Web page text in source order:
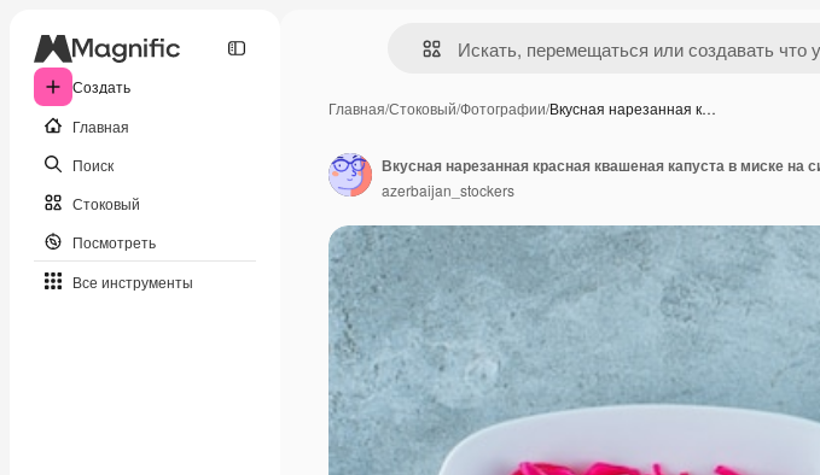
Создать
Главная
Поиск
Стоковый
Посмотреть
Все инструменты
Главная/Стоковый/Фотографии/Вкусная нарезанная к…
Вкусная нарезанная красная квашеная капуста в миске на
azerbaijan_stockers